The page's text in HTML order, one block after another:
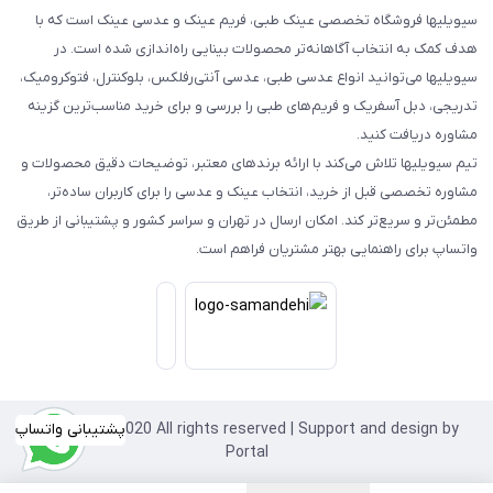
سیویلیها فروشگاه تخصصی عینک طبی، فریم عینک و عدسی عینک است که با
هدف کمک به انتخاب آگاهانه‌تر محصولات بینایی راه‌اندازی شده است. در
سیویلیها می‌توانید انواع عدسی طبی، عدسی آنتی‌رفلکس، بلوکنترل، فتوکرومیک،
تدریجی، دبل آسفریک و فریم‌های طبی را بررسی و برای خرید مناسب‌ترین گزینه
مشاوره دریافت کنید.
تیم سیویلیها تلاش می‌کند با ارائه برندهای معتبر، توضیحات دقیق محصولات و
مشاوره تخصصی قبل از خرید، انتخاب عینک و عدسی را برای کاربران ساده‌تر،
مطمئن‌تر و سریع‌تر کند. امکان ارسال در تهران و سراسر کشور و پشتیبانی از طریق
واتساپ برای راهنمایی بهتر مشتریان فراهم است.
پشتیبانی واتساپ
Copyright©2020 All rights reserved | Support and design by
Portal